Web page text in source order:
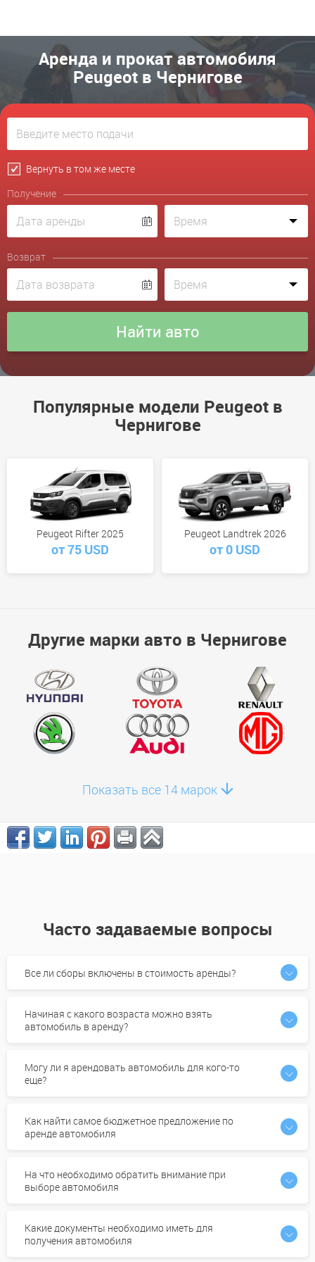
Аренда и прокат автомобиля
Peugeot в Чернигове
Вернуть в том же месте
Получение
Возврат
Популярные модели Peugeot в
Чернигове
Peugeot Rifter 2025
от 75 USD
Peugeot Landtrek 2026
от 0 USD
Другие марки авто в Чернигове
Показать все 14 марок
Часто задаваемые вопросы
Все ли сборы включены в стоимость аренды?
Начиная с какого возраста можно взять
автомобиль в аренду?
Могу ли я арендовать автомобиль для кого-то
еще?
Как найти самое бюджетное предложение по
аренде автомобиля
На что необходимо обратить внимание при
выборе автомобиля
Какие документы необходимо иметь для
получения автомобиля